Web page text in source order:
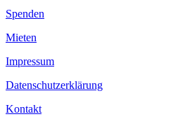
Spenden
Mieten
Impressum
Datenschutzerklärung
Kontakt